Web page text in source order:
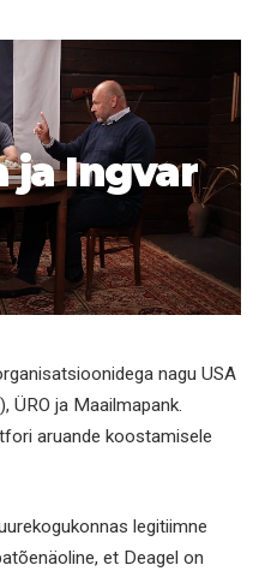
ja Ingvar
nagu USA
ÜRO ja Maailmapank.
aruande koostamisele
legitiimne
et Deagel on